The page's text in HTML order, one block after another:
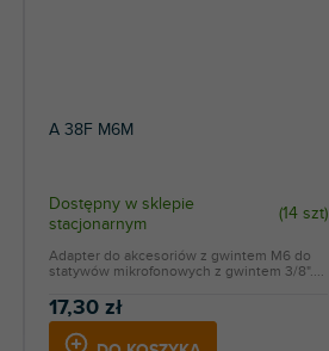
A 38F M6M
Dostępny w sklepie
stacjonarnym
(14 szt)
17,30 zł
Adapter do akcesoriów z gwintem M6 do
statywów mikrofonowych z gwintem 3/8"....